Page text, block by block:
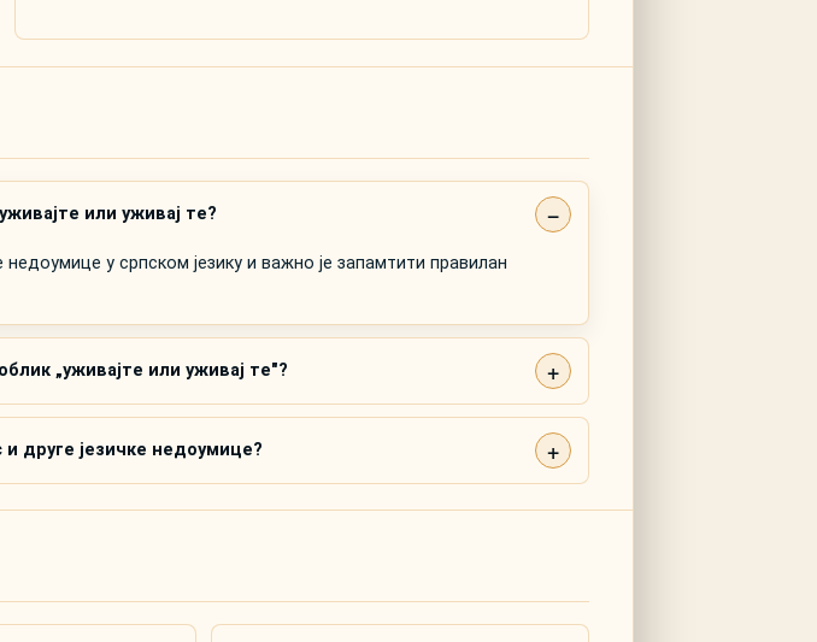
или уживај те?
у српском језику и важно је запамтити правилан
„уживајте или уживај те"?
друге језичке недоумице?